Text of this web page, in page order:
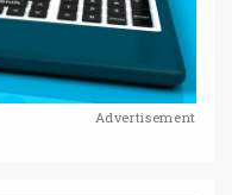
Advertisement